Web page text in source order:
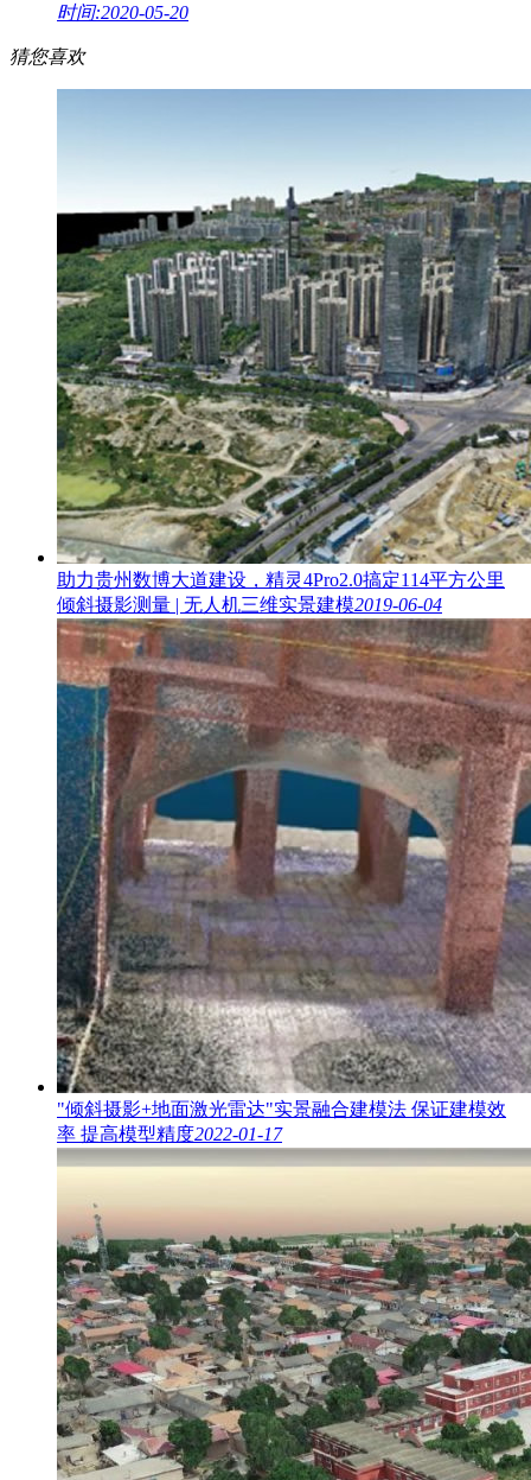
时间:2020-05-20
猜您喜欢
助力贵州数博大道建设，精灵4Pro2.0搞定114平方公里
倾斜摄影测量 | 无人机三维实景建模2019-06-04
"倾斜摄影+地面激光雷达"实景融合建模法 保证建模效
率 提高模型精度2022-01-17